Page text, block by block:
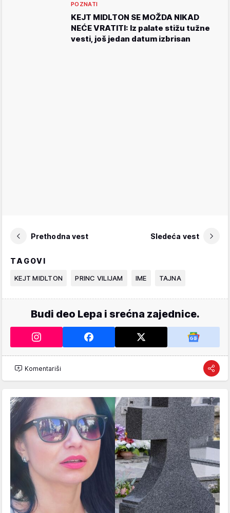
POZNATI
KEJT MIDLTON SE MOŽDA NIKAD
NEĆE VRATITI: Iz palate stižu tužne
vesti, još jedan datum izbrisan
Prethodna vest Sledeća vest
TAGOVI
KEJT MIDLTON PRINC VILIJAM IME TAJNA
Budi deo Lepa i srećna zajednice.
Komentariši